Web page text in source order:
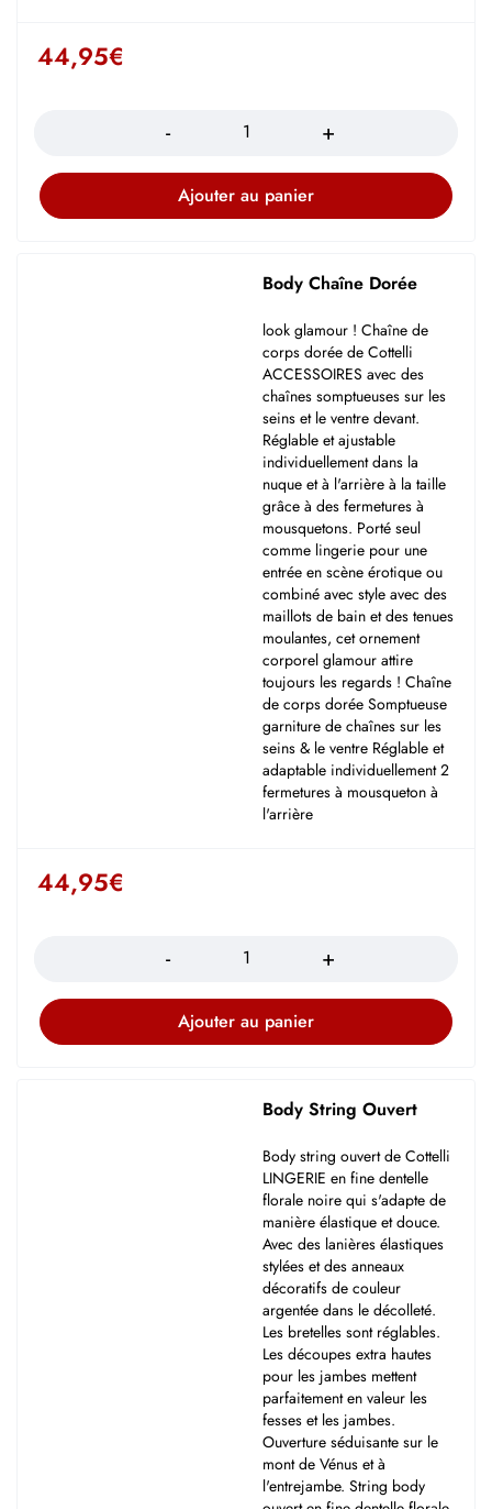
44,95€
Ajouter au panier
Body Chaîne Dorée
look glamour ! Chaîne de
corps dorée de Cottelli
ACCESSOIRES avec des
chaînes somptueuses sur les
seins et le ventre devant.
Réglable et ajustable
individuellement dans la
nuque et à l'arrière à la taille
grâce à des fermetures à
mousquetons. Porté seul
comme lingerie pour une
entrée en scène érotique ou
combiné avec style avec des
maillots de bain et des tenues
moulantes, cet ornement
corporel glamour attire
toujours les regards ! Chaîne
de corps dorée Somptueuse
garniture de chaînes sur les
seins & le ventre Réglable et
adaptable individuellement 2
fermetures à mousqueton à
l'arrière
44,95€
Ajouter au panier
Body String Ouvert
Body string ouvert de Cottelli
LINGERIE en fine dentelle
florale noire qui s'adapte de
manière élastique et douce.
Avec des lanières élastiques
stylées et des anneaux
décoratifs de couleur
argentée dans le décolleté.
Les bretelles sont réglables.
Les découpes extra hautes
pour les jambes mettent
parfaitement en valeur les
fesses et les jambes.
Ouverture séduisante sur le
mont de Vénus et à
l'entrejambe. String body